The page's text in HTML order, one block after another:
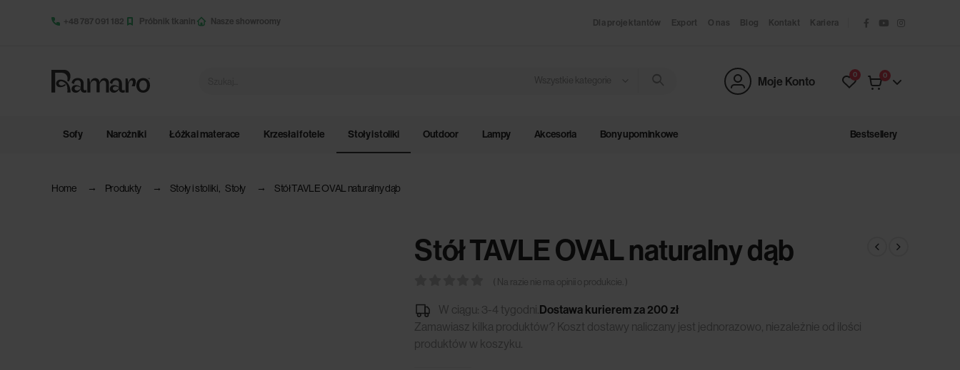
+48 787 091 182 Próbnik tkanin Nasze showroomy Dla projektantów Export O nas Blog Kontakt Kariera
Wszystkie kategorie Moje Konto 0 0
Sofy Narożniki Łóżka i materace Krzesła i fotele Stoły i stoliki Outdoor Lampy Akcesoria Bony upominkowe Bestsellery
Home Produkty Stoły i stoliki Stoły Stół TAVLE OVAL naturalny dąb
Stół TAVLE OVAL naturalny dąb
( Na razie nie ma opinii o produkcie. )
W ciągu: 3-4 tygodni.Dostawa kurierem za 200 zł
Zamawiasz kilka produktów? Koszt dostawy naliczany jest jednorazowo, niezależnie od ilości
produktów w koszyku.